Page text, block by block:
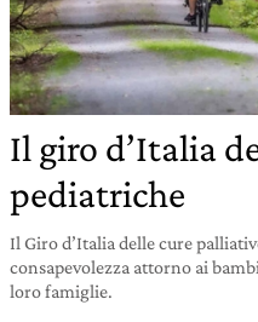
Il giro d’Italia
pediatriche
Il Giro d’Italia delle cure
consapevolezza attorno ai
loro famiglie.